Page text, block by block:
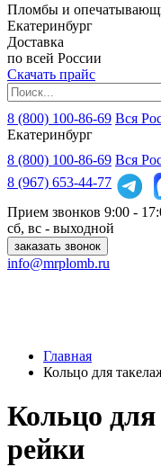
Пломбы и
Екатеринбург
Доставка
по всей России
Скачать прайс
8 (800) 100-86-69 Вся
Екатеринбург
8 (800) 100-86-69 Вся
8 (967) 653-44-77
Прием звонков 9:00 -
сб, вс - выходной
заказать звонок
info@mrplomb.ru
Главная
Кольцо для
Кольцо
рейки